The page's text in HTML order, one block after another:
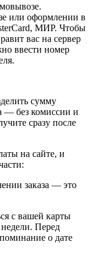
или оформлении в
МИР. Чтобы
вас на сервер
ввести номер
сумму
— без комиссии и
сразу после
на сайте, и
заказа — это
с вашей карты
Перед
о дате